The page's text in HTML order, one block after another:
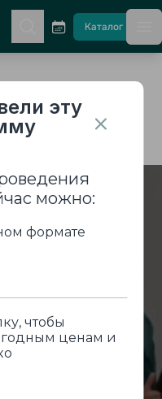
эту
можно:
формате
чтобы
ценам и
Каталог
в